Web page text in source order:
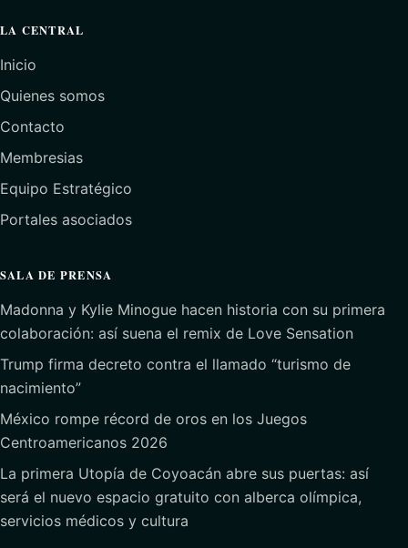
LA CENTRAL
Inicio
Quienes somos
Contacto
Membresias
Equipo Estratégico
Portales asociados
SALA DE PRENSA
Madonna y Kylie Minogue hacen historia con su primera
colaboración: así suena el remix de Love Sensation
Trump firma decreto contra el llamado “turismo de
nacimiento”
México rompe récord de oros en los Juegos
Centroamericanos 2026
La primera Utopía de Coyoacán abre sus puertas: así
será el nuevo espacio gratuito con alberca olímpica,
servicios médicos y cultura